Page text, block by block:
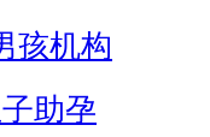
孩机构
助孕